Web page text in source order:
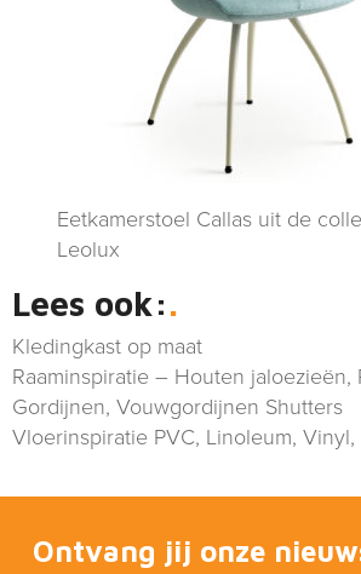
Eetkamerstoel Callas uit de
Leolux
Lees ook:
Kledingkast op maat
Raaminspiratie – Houten jaloezieën,
Gordijnen, Vouwgordijnen Shutters
Vloerinspiratie PVC, Linoleum, Vinyl,
Ontvang jij onze